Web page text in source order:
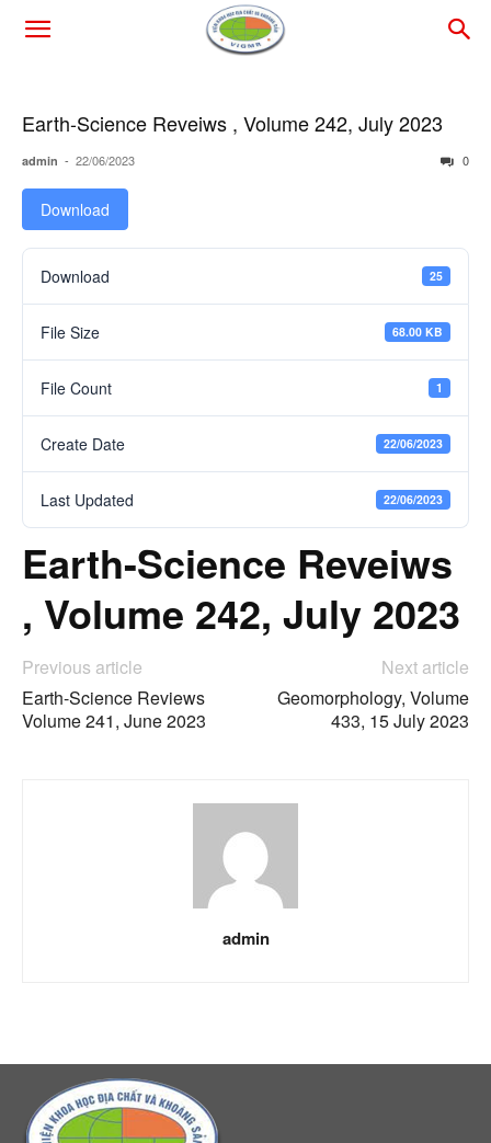
Earth-Science Reveiws , Volume 242, July 2023
admin - 22/06/2023 0
Download
Download 25
File Size 68.00 KB
File Count 1
Create Date 22/06/2023
Last Updated 22/06/2023
Earth-Science Reveiws
, Volume 242, July 2023
Previous article
Earth-Science Reviews
Volume 241, June 2023
Next article
Geomorphology, Volume
433, 15 July 2023
admin